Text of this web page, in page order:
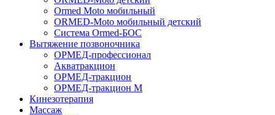
Ormed Moto мобильный
ORMED-Moto мобильный детский
Система Ormed-БОС
Вытяжение позвоночника
ОРМЕД-профессионал
Акватракцион
ОРМЕД-тракцион
ОРМЕД-тракцион М
Кинезотерапия
Массаж